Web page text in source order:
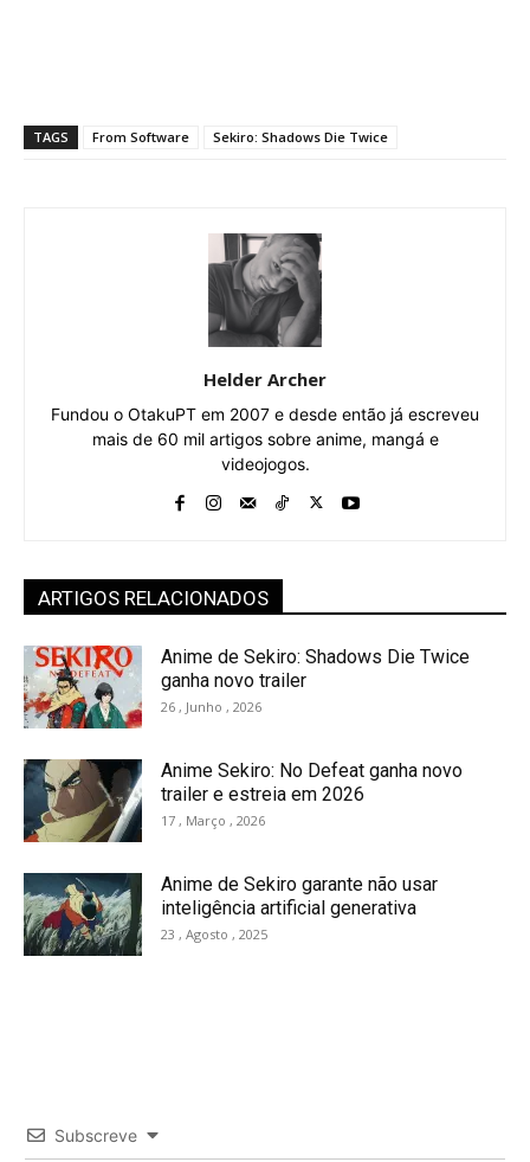
TAGS From Software Sekiro: Shadows Die Twice
Helder Archer
Fundou o OtakuPT em 2007 e desde então já escreveu
mais de 60 mil artigos sobre anime, mangá e
videojogos.
ARTIGOS RELACIONADOS
Anime de Sekiro: Shadows Die Twice
ganha novo trailer
26 , Junho , 2026
Anime Sekiro: No Defeat ganha novo
trailer e estreia em 2026
17 , Março , 2026
Anime de Sekiro garante não usar
inteligência artificial generativa
23 , Agosto , 2025
Subscreve